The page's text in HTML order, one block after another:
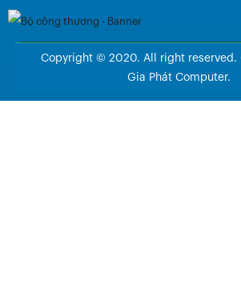
Copyright © 2020. All right reserved.
Gia Phát Computer.